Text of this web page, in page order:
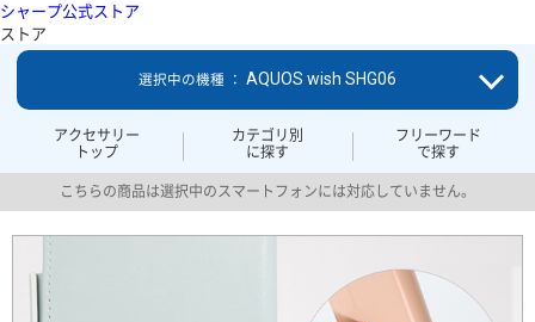
シャープ公式ストア
ストア
アクセサリー
トップ
カテゴリ別
に探す
フリーワード
で探す
選択中の機種 ： AQUOS wish SHG06
こちらの商品は選択中のスマートフォンには対応していません。